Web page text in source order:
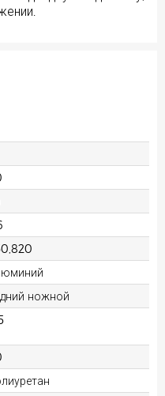
ножной